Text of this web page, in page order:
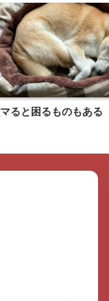
ると困るものもある